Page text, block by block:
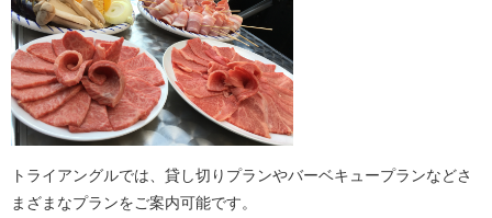
トライアングルでは、貸し切りプランやバーベキュープランなどさ
まざまなプランをご案内可能です。